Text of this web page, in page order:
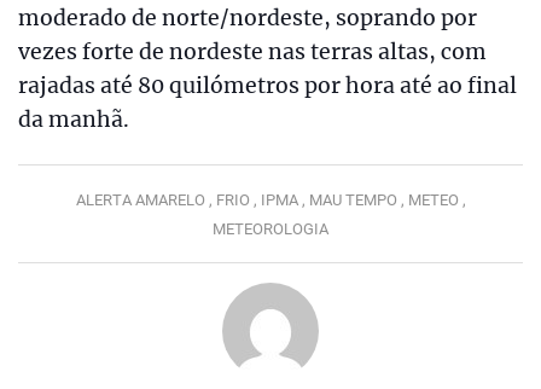
moderado de norte/nordeste, soprando por
vezes forte de nordeste nas terras altas, com
rajadas até 80 quilómetros por hora até ao final
da manhã.
ALERTA AMARELO , FRIO , IPMA , MAU TEMPO , METEO ,
METEOROLOGIA